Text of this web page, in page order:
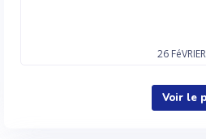
26 FéVRIER
Voir le